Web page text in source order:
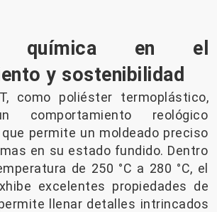
química en el
y sostenibilidad
como poliéster termoplástico,
comportamiento reológico
permite un moldeado preciso
en su estado fundido. Dentro
de 250 °C a 280 °C, el
excelentes propiedades de
llenar detalles intrincados